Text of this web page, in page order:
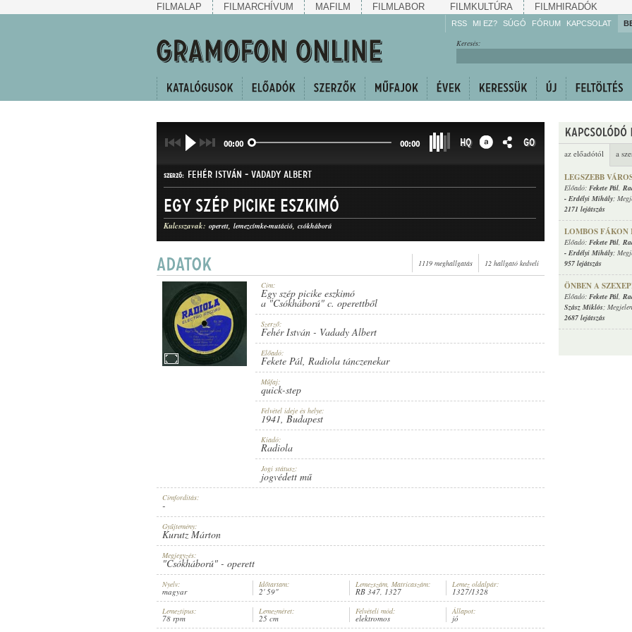
FILMALAP FILMARCHÍVUM MAFILM FILMLABOR FILMKULTÚRA FILMHIRADÓK
RSS MI EZ? SÚGÓ
Gyarapítsa!
FÓRUM KAPCSOLAT
Keresés:
az előadótól a
LEGSZEBB
Előadó: Fekete Pál,
- Erdélyi Mihály;
2171 lejátszás
LOMBOS FÁKON
Előadó: Fekete Pál,
- Erdélyi Mihály;
957 lejátszás
ÖNBEN A
Előadó: Fekete Pál,
Szász Miklós;
2687 lejátszás
00:00 00:00 HQ GO
SZERZŐ: FEHÉR ISTVÁN - VADADY ALBERT
MŰFAJ: QUICK-STEP
RADIOLA
LEMEZSZÁM:
Egy szép picike eszkimó
Kulcsszavak: operett lemezcímke-mutáció csókháború
1119 meghallgatás 12 hallgató kedveli
Cím:
Egy szép picike eszkimó
a "Csókháború" c. operettből
Szerző:
Fehér István - Vadady Albert
Előadó:
Fekete Pál, Radiola tánczenekar
Műfaj:
quick-step
Felvétel ideje és helye:
1941, Budapest
Kiadó:
Radiola
Jogi státusz:
jogvédett mű
Címfordítás:
-
Gyűjtemény:
Kurutz Márton
Megjegyzés:
"Csókháború" - operett
Nyelv:
magyar
Időtartam:
2' 59"
Lemezszám, Matricaszám:
RB 347, 1327
Lemez oldalpár:
1327/1328
Lemeztípus:
78 rpm
Lemezméret:
25 cm
Felvételi mód:
elektromos
Állapot:
jó